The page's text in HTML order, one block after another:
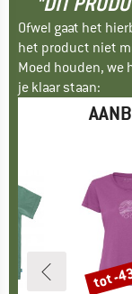
Ofwel gaat het
het product niet
Moed houden,
je klaar staan:
Korting
tot -